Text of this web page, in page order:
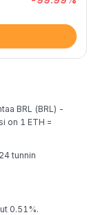
BRL (BRL) -
on 1 ETH =
tunnin
0.51%.